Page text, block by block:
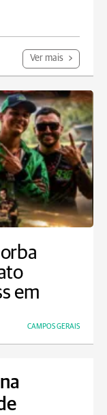
Ver mais
em
CAMPOS GERAIS